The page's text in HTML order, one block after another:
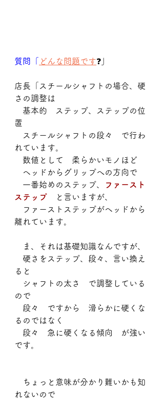
質問「 どんな問題です❓」
店長「スチールシャフトの場合、硬
さの調整は
基本的　ステップ、ステップの位
置
スチールシャフトの段々　で行わ
れています。
数値として　柔らかいモノほど
ヘッドからグリップへの方向で
一番始めのステップ、
ファースト
ステップ と言いますが、
ファーストステップがヘッドから
離れています。
ま、それは基礎知識なんですが、
硬さをステップ、段々、言い換え
ると
シャフトの太さ　で調整している
ので
段々　ですから　滑らかに硬くな
るのではなく
段々　急に硬くなる傾向　が強い
です。
ちょっと意味が分かり難いかも知
れないので